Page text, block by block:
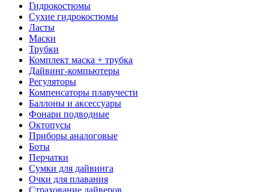
Гидрокостюмы
Сухие гидрокостюмы
Ласты
Маски
Трубки
Комплект маска + трубка
Дайвинг-компьютеры
Регуляторы
Компенсаторы плавучести
Баллоны и аксессуары
Фонари подводные
Октопусы
Приборы аналоговые
Боты
Перчатки
Сумки для дайвинга
Очки для плавания
Страхование дайверов